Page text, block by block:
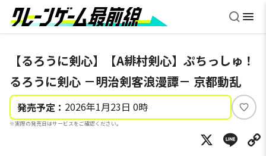
【るろうに剣心】【A緋村剣心】ぷちっしゅ！
るろうに剣心 －明治剣客浪漫譚－ 京都動乱
発売予定： 2026年1月23日 0時
※実際の発売日はサービスをご確認ください。
い
ね
X